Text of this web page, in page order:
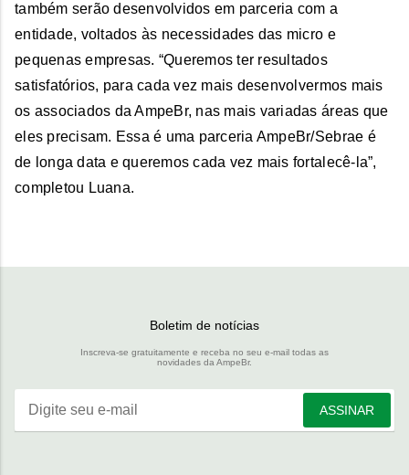
também serão desenvolvidos em parceria com a
entidade, voltados às necessidades das micro e
pequenas empresas. “Queremos ter resultados
satisfatórios, para cada vez mais desenvolvermos mais
os associados da AmpeBr, nas mais variadas áreas que
eles precisam. Essa é uma parceria AmpeBr/Sebrae é
de longa data e queremos cada vez mais fortalecê-la”,
completou Luana.
Boletim de notícias
Inscreva-se gratuitamente e receba no seu e-mail todas as
novidades da AmpeBr.
Digite seu e-mail ASSINAR